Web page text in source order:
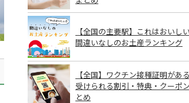
【全国の主要駅】これはおいし
間違いなしのお土産ランキング
【全国】ワクチン接種証明があ
受けられる割引・特典・クーポ
とめ